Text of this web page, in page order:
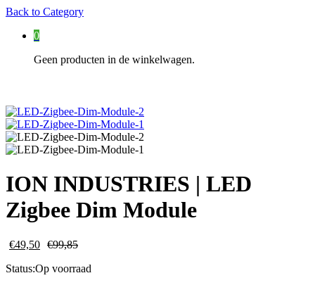
Back to Category
0
Geen producten in de winkelwagen.
ION INDUSTRIES | LED
Zigbee Dim Module
€49,50 €99,85
Status:Op voorraad